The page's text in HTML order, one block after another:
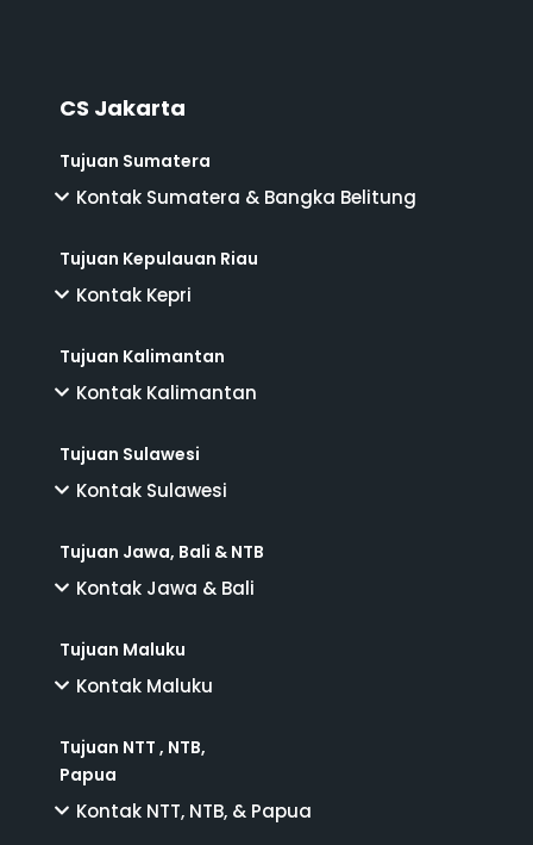
CS Jakarta
Tujuan Sumatera
Kontak Sumatera & Bangka Belitung
Tujuan Kepulauan Riau
Kontak Kepri
Tujuan Kalimantan
Kontak Kalimantan
Tujuan Sulawesi
Kontak Sulawesi
Tujuan Jawa, Bali & NTB
Kontak Jawa & Bali
Tujuan Maluku
Kontak Maluku
Tujuan NTT , NTB,
Papua
Kontak NTT, NTB, & Papua